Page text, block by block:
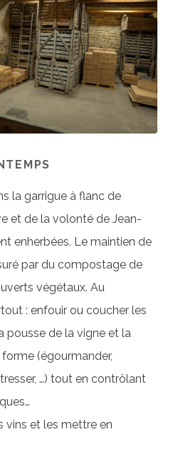
la garrigue à flanc de
et de la volonté de Jean-
enherbées. Le maintien de
par du compostage de
végétaux. Au
: enfouir ou coucher les
pousse de la vigne et la
(égourmander,
…) tout en contrôlant
vins et les mettre en